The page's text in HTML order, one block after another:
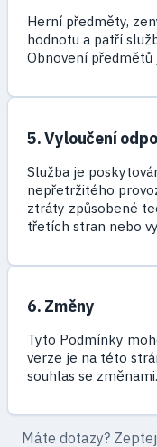
Herní předměty,
hodnotu a patří
Obnovení předmětů
5. Vyloučení
Služba je
nepřetržitého
ztráty způsobené
třetích stran nebo
6. Změny
Tyto Podmínky
verze je na této
souhlas se změnami.
Máte dotazy?